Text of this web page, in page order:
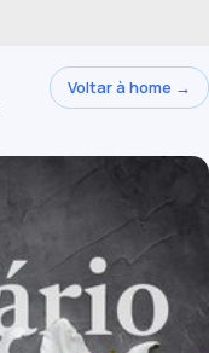
Voltar à home →